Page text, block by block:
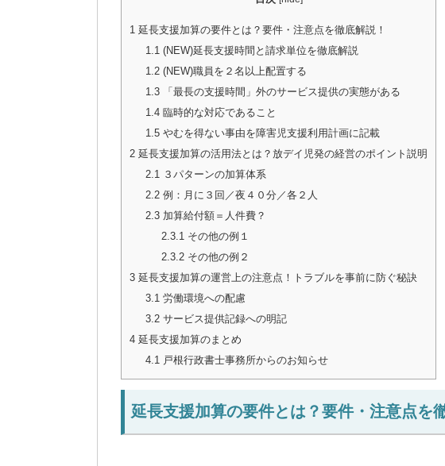
1 延長支援加算の要件とは？要件・注意点を徹底解説！
1.1(NEW)延長支援時間と請求単位を徹底解説
1.2(NEW)職員を２名以上配置する
1.3「最長の支援時間」外のサービス提供の実態がある
1.4臨時的な対応であること
1.5やむを得ない事由を障害児支援利用計画に記載
2 延長支援加算の活用法とは？放デイ児発の経営のポイント説明
2.1３パターンの加算体系
2.2例：月に３回／夜４０分／各２人
2.3加算給付額＝人件費？
2.3.1その他の例１
2.3.2その他の例２
3 延長支援加算の運営上の注意点！トラブルを事前に防ぐ秘訣
3.1労働環境への配慮
3.2サービス提供記録への明記
4 延長支援加算のまとめ
4.1戸根行政書士事務所からのお知らせ
延長支援加算の要件とは？要件・注意点を